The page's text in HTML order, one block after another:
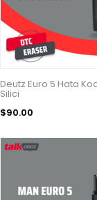
Deutz Euro 5 Hata
Silici
$90.00